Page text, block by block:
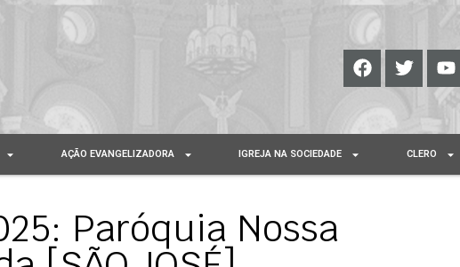
AÇÃO EVANGELIZADORA IGREJA NA SOCIEDADE CLERO
Paróquia Nossa